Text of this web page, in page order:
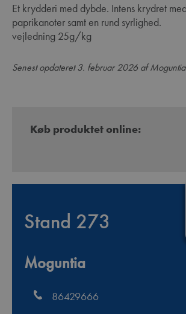
Et krydderi med dybde. Intens krydret med umami- og
paprikanoter samt en rund syrlighed.
vejledning 25g/kg
Senest opdateret 3. februar 2026 af Moguntia
Køb produktet online:
Stand 273
Moguntia
86429666